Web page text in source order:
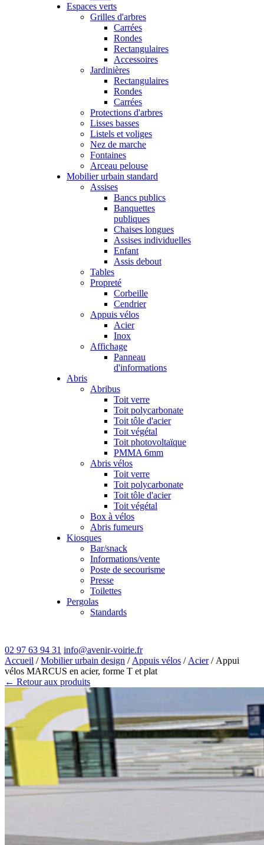
Espaces verts
Grilles d'arbres
Carrées
Rondes
Rectangulaires
Accessoires
Jardinières
Rectangulaires
Rondes
Carrées
Protections d'arbres
Lisses basses
Listels et voliges
Nez de marche
Fontaines
Arceau pelouse
Mobilier urbain standard
Assises
Bancs publics
Banquettes
publiques
Chaises longues
Assises individuelles
Enfant
Assis debout
Tables
Propreté
Corbeille
Cendrier
Appuis vélos
Acier
Inox
Affichage
Panneau
d'informations
Abris
Abribus
Toit verre
Toit polycarbonate
Toit tôle d'acier
Toit végétal
Toit photovoltaïque
PMMA 6mm
Abris vélos
Toit verre
Toit polycarbonate
Toit tôle d'acier
Toit végétal
Box à vélos
Abris fumeurs
Kiosques
Bar/snack
Informations/vente
Poste de secourisme
Presse
Toilettes
Pergolas
Standards
02 97 63 94 31 info@avenir-voirie.fr
Accueil /Mobilier urbain design / Appuis vélos / Acier/ Appui
vélos MARCUS en acier, forme T et plat
← Retour aux produits